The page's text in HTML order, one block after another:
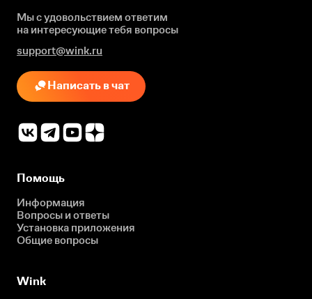
Мы с удовольствием ответим
на интересующиетебя вопросы
support@wink.ru
Написать в чат
Помощь
Информация
Вопросы и ответы
Установка приложения
Общие вопросы
Wink